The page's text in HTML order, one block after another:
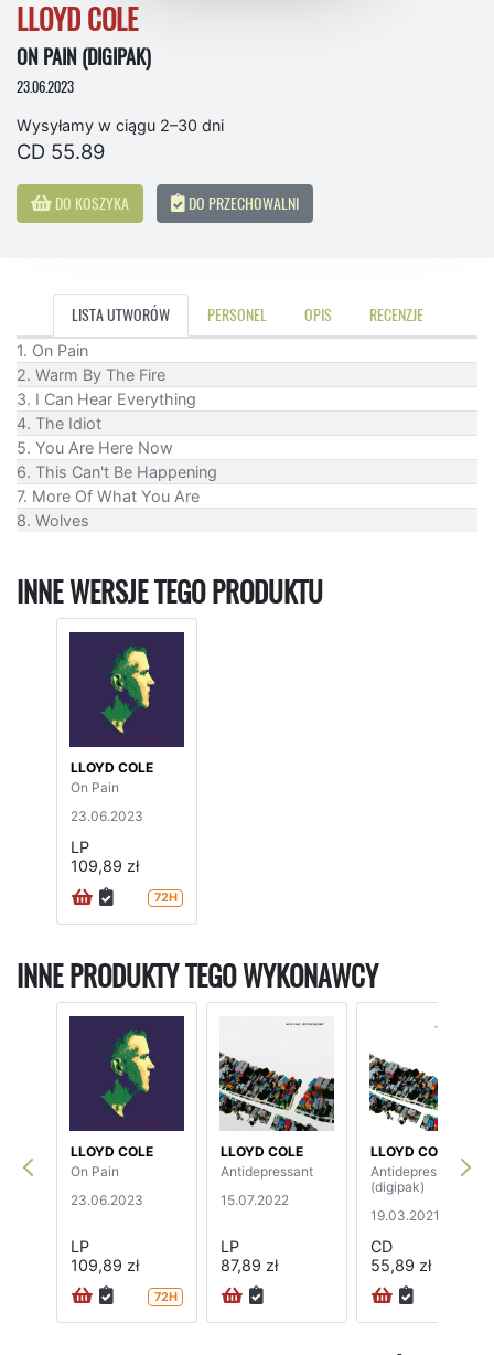
LLOYD COLE
ON PAIN (DIGIPAK)
23.06.2023
Wysyłamy w ciągu 2–30 dni
CD 55.89
DO KOSZYKA DO PRZECHOWALNI
LISTA UTWORÓW PERSONEL OPIS RECENZJE
1. On Pain
2. Warm By The Fire
3. I Can Hear Everything
4. The Idiot
5. You Are Here Now
6. This Can't Be Happening
7. More Of What You Are
8. Wolves
INNE WERSJE TEGO PRODUKTU
LLOYD COLE
On Pain
23.06.2023
LP
109,89 zł
72H
INNE PRODUKTY TEGO WYKONAWCY
LLOYD COLE
On Pain
23.06.2023
LP
109,89 zł
72H
LLOYD COLE
Antidepressant
15.07.2022
LP
87,89 zł
LLOYD COLE
Antidepressant
(digipak)
19.03.2021
CD
55,89 zł